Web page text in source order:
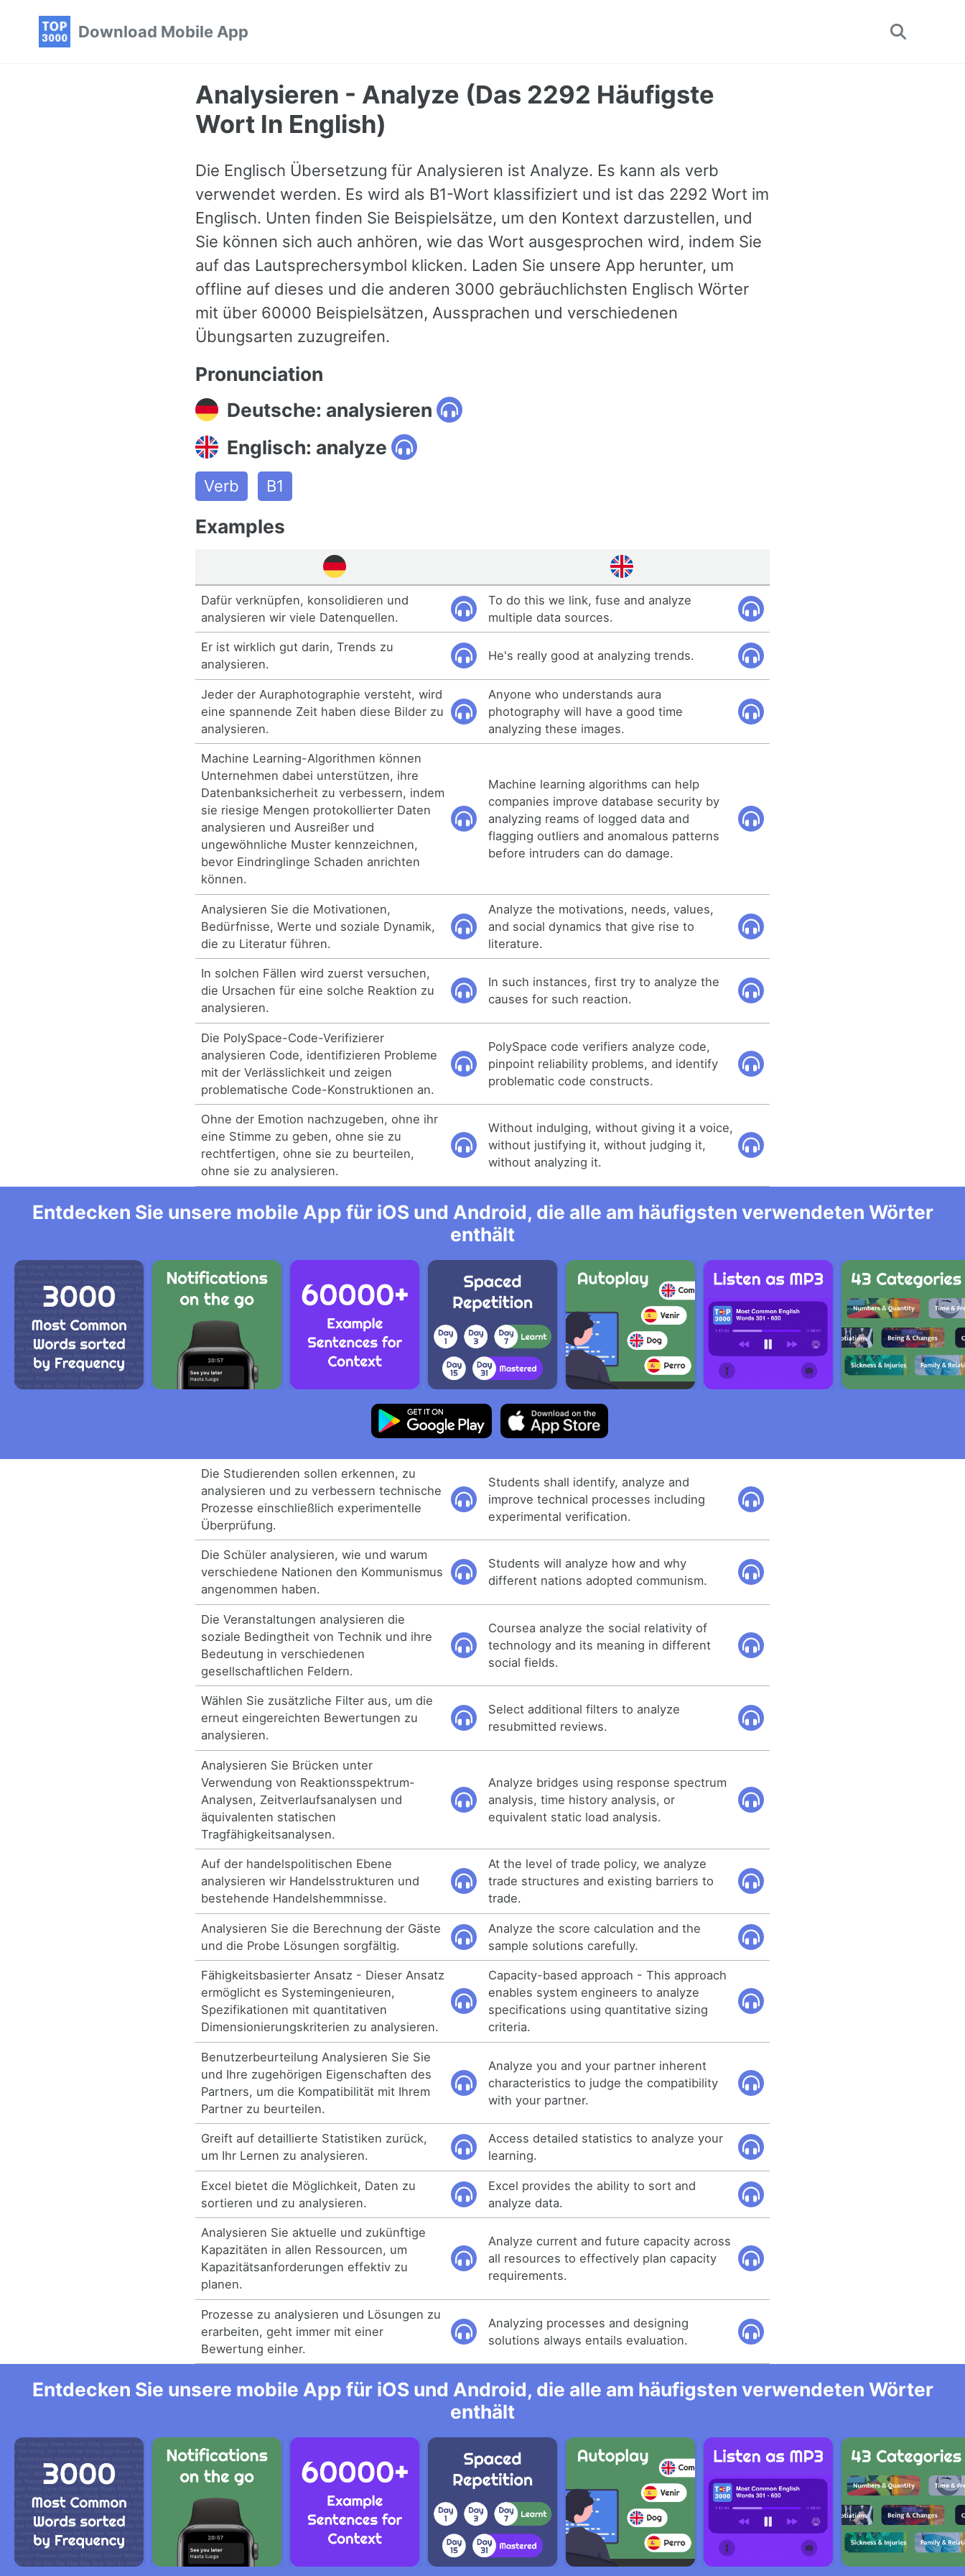
Download Mobile App
Toggle
Analysieren - Analyze (Das 2292 Häufigste
Wort In English)
Die Englisch Übersetzung für Analysieren ist Analyze. Es kann als verb
verwendet werden. Es wird als B1-Wort klassifiziert und ist das 2292 Wort im
Englisch. Unten finden Sie Beispielsätze, um den Kontext darzustellen, und
Sie können sich auch anhören, wie das Wort ausgesprochen wird, indem Sie
auf das Lautsprechersymbol klicken. Laden Sie unsere App herunter, um
offline auf dieses und die anderen 3000 gebräuchlichsten Englisch Wörter
mit über 60000 Beispielsätzen, Aussprachen und verschiedenen
Übungsarten zuzugreifen.
Pronunciation
Deutsche: analysieren
Englisch: analyze
Verb B1
Examples
Dafür verknüpfen, konsolidieren und
analysieren wir viele Datenquellen.
To do this we link, fuse and analyze
multiple data sources.
Er ist wirklich gut darin, Trends zu
analysieren.
He's really good at analyzing trends.
Jeder der Auraphotographie versteht, wird
eine spannende Zeit haben diese Bilder zu
analysieren.
Anyone who understands aura
photography will have a good time
analyzing these images.
Machine Learning-Algorithmen können
Unternehmen dabei unterstützen, ihre
Datenbanksicherheit zu verbessern, indem
sie riesige Mengen protokollierter Daten
analysieren und Ausreißer und
ungewöhnliche Muster kennzeichnen,
bevor Eindringlinge Schaden anrichten
können.
Machine learning algorithms can help
companies improve database security by
analyzing reams of logged data and
flagging outliers and anomalous patterns
before intruders can do damage.
Analysieren Sie die Motivationen,
Bedürfnisse, Werte und soziale Dynamik,
die zu Literatur führen.
Analyze the motivations, needs, values,
and social dynamics that give rise to
literature.
In solchen Fällen wird zuerst versuchen,
die Ursachen für eine solche Reaktion zu
analysieren.
In such instances, first try to analyze the
causes for such reaction.
Die PolySpace-Code-Verifizierer
analysieren Code, identifizieren Probleme
mit der Verlässlichkeit und zeigen
problematische Code-Konstruktionen an.
PolySpace code verifiers analyze code,
pinpoint reliability problems, and identify
problematic code constructs.
Ohne der Emotion nachzugeben, ohne ihr
eine Stimme zu geben, ohne sie zu
rechtfertigen, ohne sie zu beurteilen,
ohne sie zu analysieren.
Without indulging, without giving it a voice,
without justifying it, without judging it,
without analyzing it.
Entdecken Sie unsere mobile App für iOS und Android, die alle am häufigsten verwendeten Wörter
enthält
Die Studierenden sollen erkennen, zu
analysieren und zu verbessern technische
Prozesse einschließlich experimentelle
Überprüfung.
Students shall identify, analyze and
improve technical processes including
experimental verification.
Die Schüler analysieren, wie und warum
verschiedene Nationen den Kommunismus
angenommen haben.
Students will analyze how and why
different nations adopted communism.
Die Veranstaltungen analysieren die
soziale Bedingtheit von Technik und ihre
Bedeutung in verschiedenen
gesellschaftlichen Feldern.
Coursea analyze the social relativity of
technology and its meaning in different
social fields.
Wählen Sie zusätzliche Filter aus, um die
erneut eingereichten Bewertungen zu
analysieren.
Select additional filters to analyze
resubmitted reviews.
Analysieren Sie Brücken unter
Verwendung von Reaktionsspektrum-
Analysen, Zeitverlaufsanalysen und
äquivalenten statischen
Tragfähigkeitsanalysen.
Analyze bridges using response spectrum
analysis, time history analysis, or
equivalent static load analysis.
Auf der handelspolitischen Ebene
analysieren wir Handelsstrukturen und
bestehende Handelshemmnisse.
At the level of trade policy, we analyze
trade structures and existing barriers to
trade.
Analysieren Sie die Berechnung der Gäste
und die Probe Lösungen sorgfältig.
Analyze the score calculation and the
sample solutions carefully.
Fähigkeitsbasierter Ansatz - Dieser Ansatz
ermöglicht es Systemingenieuren,
Spezifikationen mit quantitativen
Dimensionierungskriterien zu analysieren.
Capacity-based approach - This approach
enables system engineers to analyze
specifications using quantitative sizing
criteria.
Benutzerbeurteilung Analysieren Sie Sie
und Ihre zugehörigen Eigenschaften des
Partners, um die Kompatibilität mit Ihrem
Partner zu beurteilen.
Analyze you and your partner inherent
characteristics to judge the compatibility
with your partner.
Greift auf detaillierte Statistiken zurück,
um Ihr Lernen zu analysieren.
Access detailed statistics to analyze your
learning.
Excel bietet die Möglichkeit, Daten zu
sortieren und zu analysieren.
Excel provides the ability to sort and
analyze data.
Analysieren Sie aktuelle und zukünftige
Kapazitäten in allen Ressourcen, um
Kapazitätsanforderungen effektiv zu
planen.
Analyze current and future capacity across
all resources to effectively plan capacity
requirements.
Prozesse zu analysieren und Lösungen zu
erarbeiten, geht immer mit einer
Bewertung einher.
Analyzing processes and designing
solutions always entails evaluation.
Entdecken Sie unsere mobile App für iOS und Android, die alle am häufigsten verwendeten Wörter
enthält